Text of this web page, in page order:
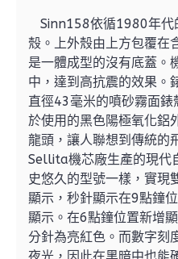
Sinn158依循1980年代
殼。上外殼由上方包覆在
是一體成型的沒有底蓋。
中，達到高抗震的效果。
直徑43毫米的噴砂霧面
於使用的黑色陽極氧化鋁
龍頭，讓人聯想到傳統的
Sellita機芯廠生產的現代
史悠久的型號一樣，實現
顯示，秒針顯示在9點鐘
顯示。在6點鐘位置新增
分針為亮紅色。而數字刻